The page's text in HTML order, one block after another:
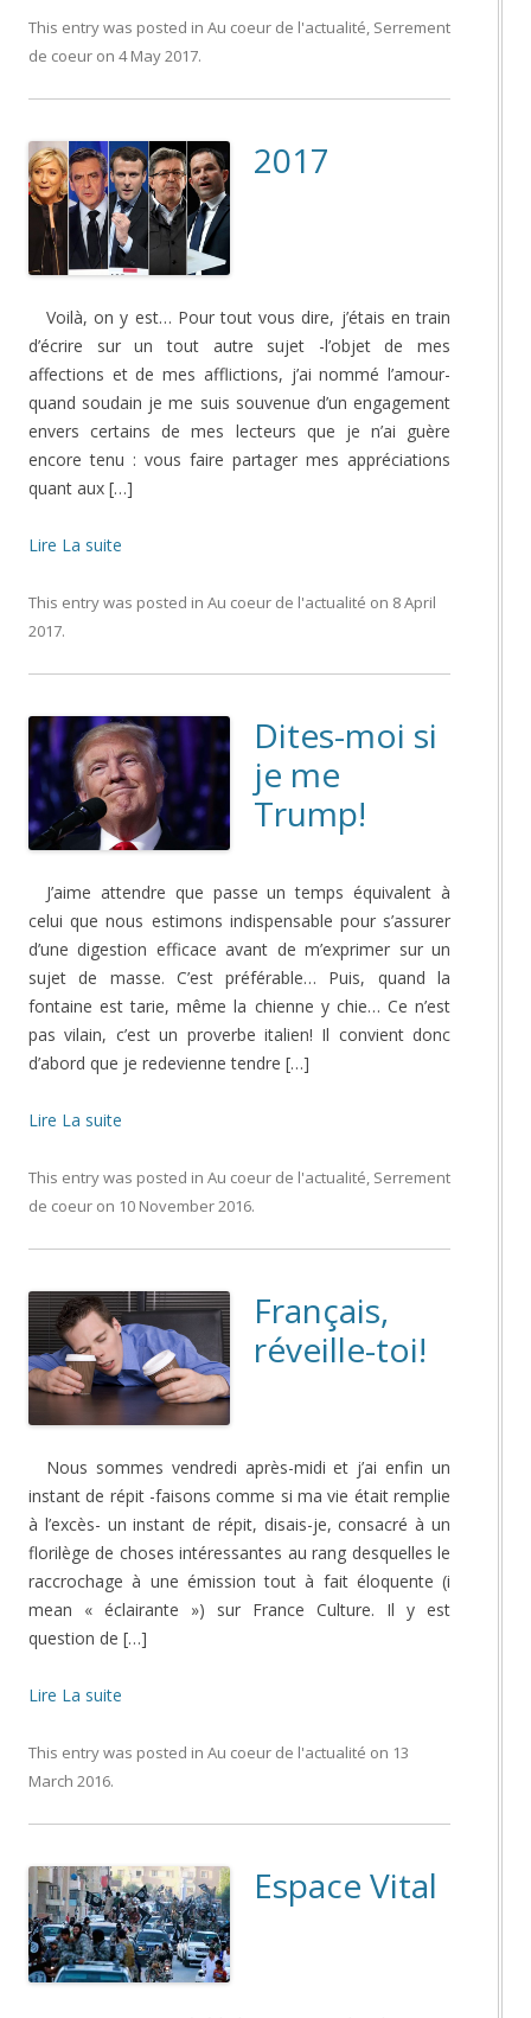
This entry was posted in Au coeur de l'actualité Serrement
de coeur on 4 May 2017.
2017
Voilà, on y est… Pour tout vous dire, j’étais en train
d’écrire sur un tout autre sujet -l’objet de mes
affections et de mes afflictions, j’ai nommé l’amour-
quand soudain je me suis souvenue d’un engagement
envers certains de mes lecteurs que je n’ai guère
encore tenu : vous faire partager mes appréciations
quant aux […]
Lire La suite
This entry was posted in Au coeur de l'actualité on 8 April
2017.
Dites-moi si
je me
Trump!
J’aime attendre que passe un temps équivalent à
celui que nous estimons indispensable pour s’assurer
d’une digestion efficace avant de m’exprimer sur un
sujet de masse. C’est préférable… Puis, quand la
fontaine est tarie, même la chienne y chie… Ce n’est
pas vilain, c’est un proverbe italien! Il convient donc
d’abord que je redevienne tendre […]
Lire La suite
This entry was posted in Au coeur de l'actualité, Serrement
de coeur on 10 November 2016.
Français,
réveille-toi!
Nous sommes vendredi après-midi et j’ai enfin un
instant de répit -faisons comme si ma vie était remplie
à l’excès- un instant de répit, disais-je, consacré à un
florilège de choses intéressantes au rang desquelles le
raccrochage à une émission tout à fait éloquente (i
mean « éclairante ») sur France Culture. Il y est
question de […]
Lire La suite
This entry was posted in Au coeur de l'actualité on 13
March 2016.
Espace Vital